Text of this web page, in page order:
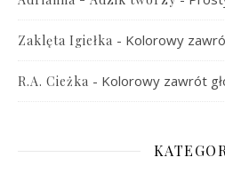
Zaklęta Igiełka - Kolorowy
R.A. Cieżka - Kolorowy zawrót